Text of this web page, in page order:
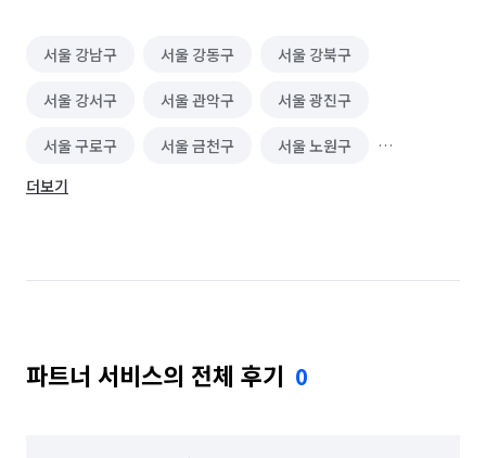
서울 강남구 서울 강동구 서울 강북구
서울 강서구 서울 관악구 서울 광진구
서울 구로구 서울 금천구 서울 노원구
서울 도봉구
서울 성동구 서울 성북구 서울 송파구
서울 은평구 서울 종로구 서울 중구
더보기
파트너 서비스의 전체 후기 0